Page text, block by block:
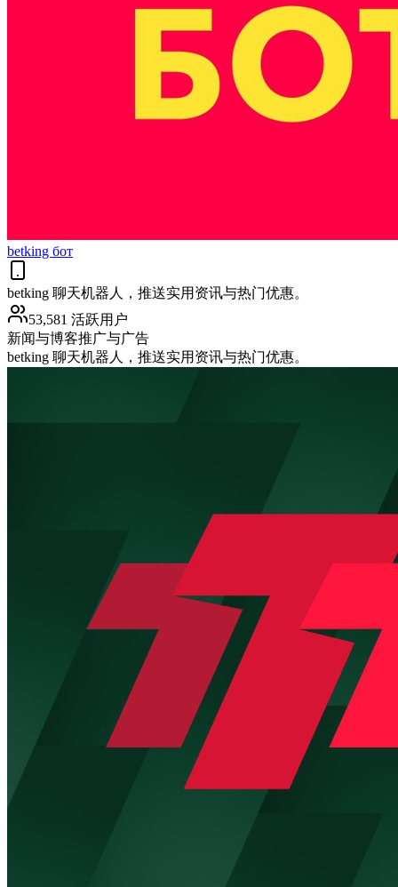
betking бот
betking 聊天机器人，推送实用资讯与热门优惠。
53,581 活跃用户
新闻与博客推广与广告
betking 聊天机器人，推送实用资讯与热门优惠。